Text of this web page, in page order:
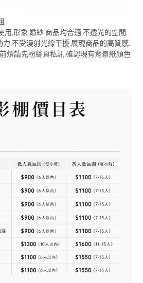
,形象 婚紗 商品均合適,不透光的空間,
,不受漫射光線干擾,展現商品的高質感.
煩請先粉絲頁私訊,確認現有背景紙顏色